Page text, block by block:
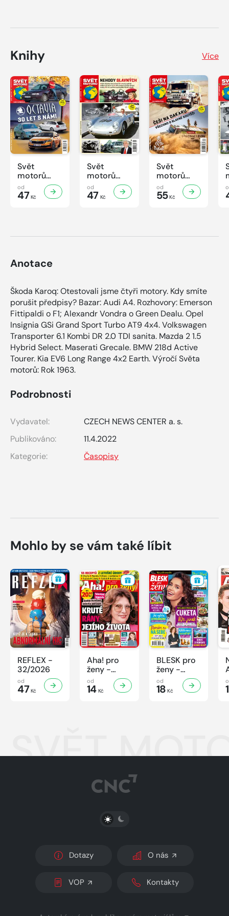
Knihy Více
Svět
motorů
Knihovnička
2/2026
od
47 Kč
Svět
motorů
Knihovnička
1/2026
od
47 Kč
Svět
motorů
Knihovnička
4/2025
od
55Kč
Anotace
Škoda Karoq: Otestovali jsme čtyři motory. Kdy smíte
porušit předpisy? Bazar: Audi A4. Rozhovory: Emerson
Fittipaldi o F1; Alexandr Vondra o Green Dealu. Opel
Insignia GSi Grand Sport Turbo AT9 4x4. Volkswagen
Transporter 6.1 Kombi DR 2.0 TDI sanita. Mazda 2 1.5
Hybrid Select. Maserati Grecale. BMW 218d Active
Tourer. Kia EV6 Long Range 4x2 Earth. Výročí Světa
motorů: Rok 1963.
Podrobnosti
Vydavatel:
CZECH NEWS CENTER a. s.
Publikováno:
11.4.2022
Kategorie:
Časopisy
Mohlo by se vám také líbit
REFLEX -
32/2026
od
47 Kč
Aha! pro
ženy -
32/2026
od
14Kč
BLESK pro
ženy -
32/2026
od
18 Kč
SVĚT
PŘEPNOUT SVĚTLÝ/TMAVÝ REŽIM
Dotazy O nás
VOP Kontakty